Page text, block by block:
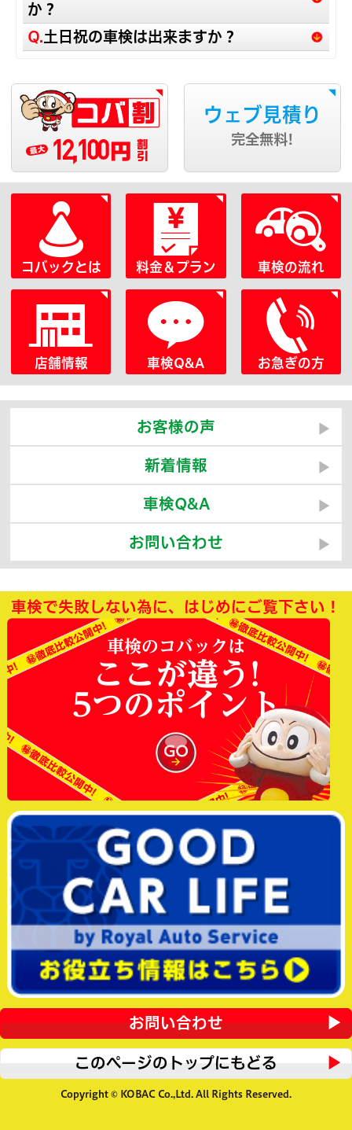
か？
Q.土日祝の車検は出来ますか？
12,100 円
ウェブ見積り
完全無料!
コバックとは 料金＆プラン 車検の流れ
店舗情報 車検Q&A お急ぎの方
お客様の声
新着情報
車検Q&A
お問い合わせ
車検で失敗しない為に、はじめにご覧下さい！
車検のコバックは
ここが違う!
5つのポイント
お問い合わせ
このページのトップにもどる
Copyright © KOBAC Co.,Ltd. All Rights Reserved.